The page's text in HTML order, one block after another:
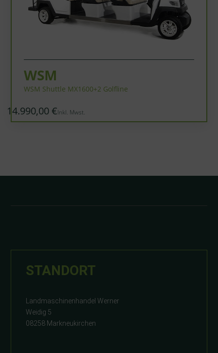
WSM
WSM Shuttle MX1600+2 Golfline
14.990,00 €Inkl. Mwst.
STANDORT
Landmaschinenhandel Werner
Weidig 5
08258 Markneukirchen